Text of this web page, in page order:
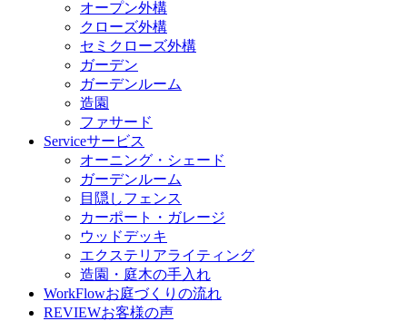
オープン外構
クローズ外構
セミクローズ外構
ガーデン
ガーデンルーム
造園
ファサード
Serviceサービス
オーニング・シェード
ガーデンルーム
目隠しフェンス
カーポート・ガレージ
ウッドデッキ
エクステリアライティング
造園・庭木の手入れ
WorkFlowお庭づくりの流れ
REVIEWお客様の声